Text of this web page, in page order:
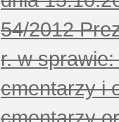
54/2012
r. w
cmentarzy i